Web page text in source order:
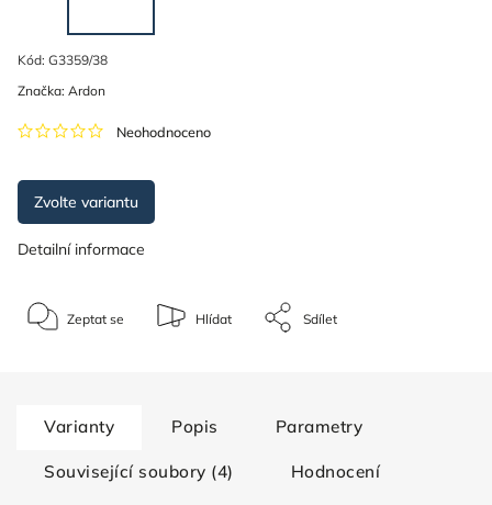
Kód: G3359/38
Neohodnoceno
Značka: Ardon
Zvolte variantu
Detailní informace
Zeptat se Hlídat Sdílet
Varianty Popis Parametry
Související soubory (4) Hodnocení